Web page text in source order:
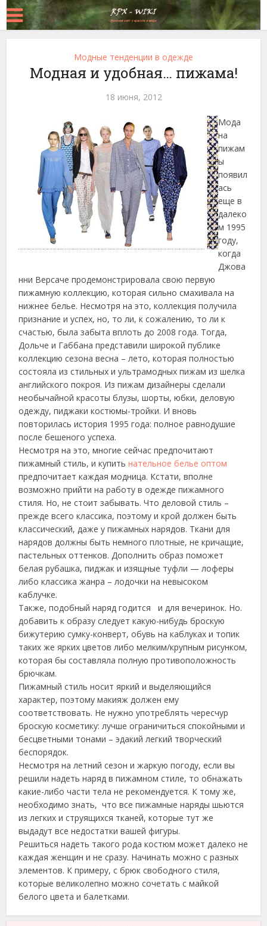
Модные тенденции в одежде
Модная и удобная… пижама!
18 июня, 2012
Мода
на
пижам
ы
появил
ась
еще в
далеко
м 1995
году,
когда
Джова
нни Версаче продемонстрировала свою первую
пижамную коллекцию, которая сильно смахивала на
нижнее белье. Несмотря на это, коллекция получила
признание и успех, но, то ли, к сожалению, то ли к
счастью, была забыта вплоть до 2008 года. Тогда,
Дольче и Габбана представили широкой публике
коллекцию сезона весна – лето, которая полностью
состояла из стильных и ультрамодных пижам из шелка
английского покроя. Из пижам дизайнеры сделали
необычайной красоты блузы, шорты, юбки, деловую
одежду, пиджаки костюмы-тройки. И вновь
повторилась история 1995 года: полное равнодушие
после бешеного успеха.
Несмотря на это, многие сейчас предпочитают
пижамный стиль, и купитьнательное белье оптом
предпочитает каждая модница. Кстати, вполне
возможно прийти на работу в одежде пижамного
стиля. Но, не стоит забывать. Что деловой стиль –
прежде всего классика, поэтому и крой должен быть
классический, даже у пижамных нарядов. Ткани для
нарядов должны быть немного плотные, не кричащие,
пастельных оттенков. Дополнить образ поможет
белая рубашка, пиджак и изящные туфли — лоферы
либо классика жанра – лодочки на невысоком
каблучке.
Также, подобный наряд годится и для вечеринок. Но.
добавить к образу следует какую-нибудь броскую
бижутерию сумку-конверт, обувь на каблуках и топик
таких же ярких цветов либо мелким/крупным рисунком,
которая бы составляла полную противоположность
брючкам.
Пижамный стиль носит яркий и выделяющийся
характер, поэтому макияж должен ему
соответствовать. Не нужно употреблять чересчур
броскую косметику: лучше ограничиться спокойными и
бесцветными тонами – эдакий легкий творческий
беспорядок.
Несмотря на летний сезон и жаркую погоду, если вы
решили надеть наряд в пижамном стиле, то обнажать
какие-либо части тела не рекомендуется. К тому же,
необходимо знать, что все пижамные наряды шьются
из легких и струящихся тканей, которые тут же
выдадут все недостатки вашей фигуры.
Решиться надеть такого рода костюм может далеко не
каждая женщин и не сразу. Начинать можно с разных
элементов. К примеру, с брюк свободного стиля,
которые великолепно можно сочетать с майкой
белого цвета и балетками.